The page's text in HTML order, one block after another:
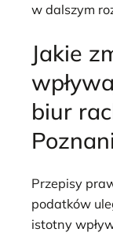
w dalszym
Jakie
biur
Przepisy
podatków
istotny